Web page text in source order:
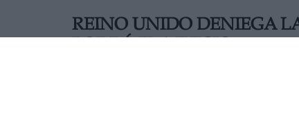
REINO UNIDO DENIEGA